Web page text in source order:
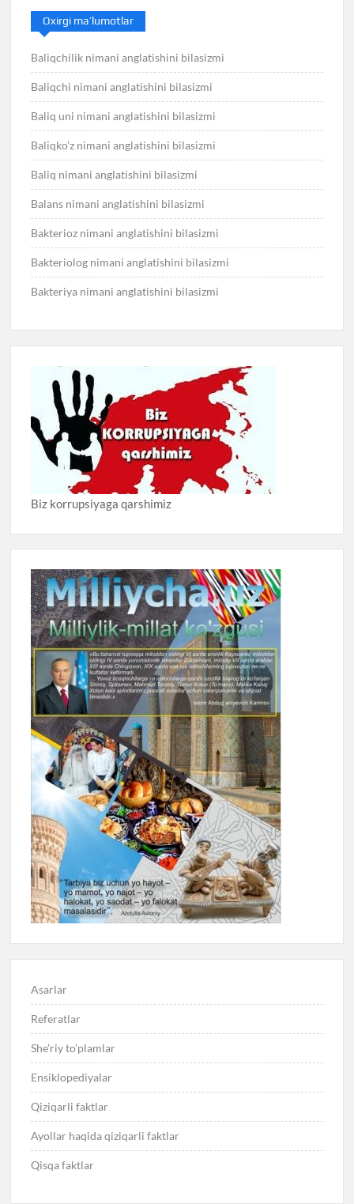
Oxirgi ma’lumotlar
Baliqchilik nimani anglatishini bilasizmi
Baliqchi nimani anglatishini bilasizmi
Baliq uni nimani anglatishini bilasizmi
Baliqko’z nimani anglatishini bilasizmi
Baliq nimani anglatishini bilasizmi
Balans nimani anglatishini bilasizmi
Bakterioz nimani anglatishini bilasizmi
Bakteriolog nimani anglatishini bilasizmi
Bakteriya nimani anglatishini bilasizmi
Biz korrupsiyaga qarshimiz
Asarlar
Referatlar
She’riy to’plamlar
Ensiklopediyalar
Qiziqarli faktlar
Ayollar haqida qiziqarli faktlar
Qisqa faktlar